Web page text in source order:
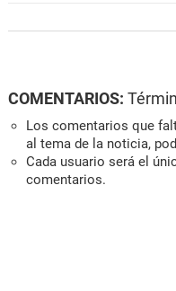
COMENTARIOS:
Los comentarios que
al tema de la noticia,
Cada usuario será el
comentarios.